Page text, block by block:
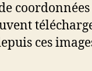
coordonnées
ces